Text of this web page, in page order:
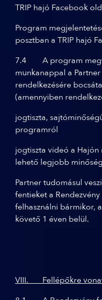
TRIP hajó Facebook
Program
posztban a TRIP hajó
7.4 A program
munkanappal a
rendelkezésére
(amennyiben
jogtiszta,
programról
jogtiszta videó a
lehető legjobb
Partner tudomásul
fentieket a
felhasználni bármikor,
követő 1 éven belül.
VIII. Fellépőkre